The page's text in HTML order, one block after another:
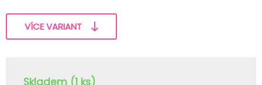
VÍCE VARIANT
Skladem (1 ks)